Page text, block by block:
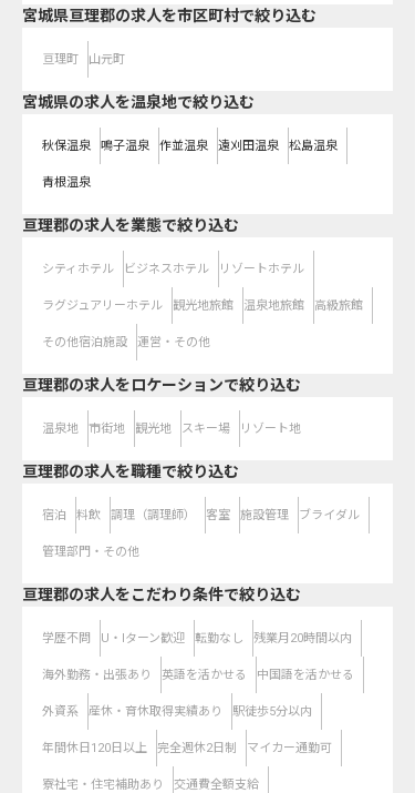
宮城県亘理郡の求人を市区町村で絞り込む
亘理町 山元町
宮城県の求人を温泉地で絞り込む
秋保温泉 鳴子温泉 作並温泉 遠刈田温泉 松島温泉
青根温泉
亘理郡の求人を業態で絞り込む
シティホテル ビジネスホテル リゾートホテル
ラグジュアリーホテル 観光地旅館 温泉地旅館 高級旅館
その他宿泊施設 運営・その他
亘理郡の求人をロケーションで絞り込む
温泉地 市街地 観光地 スキー場 リゾート地
亘理郡の求人を職種で絞り込む
宿泊 料飲 調理（調理師） 客室 施設管理 ブライダル
管理部門・その他
亘理郡の求人をこだわり条件で絞り込む
学歴不問 U・Iターン歓迎 転勤なし 残業月20時間以内
海外勤務・出張あり 英語を活かせる 中国語を活かせる
外資系 産休・育休取得実績あり 駅徒歩5分以内
年間休日120日以上 完全週休2日制 マイカー通勤可
寮社宅・住宅補助あり 交通費全額支給